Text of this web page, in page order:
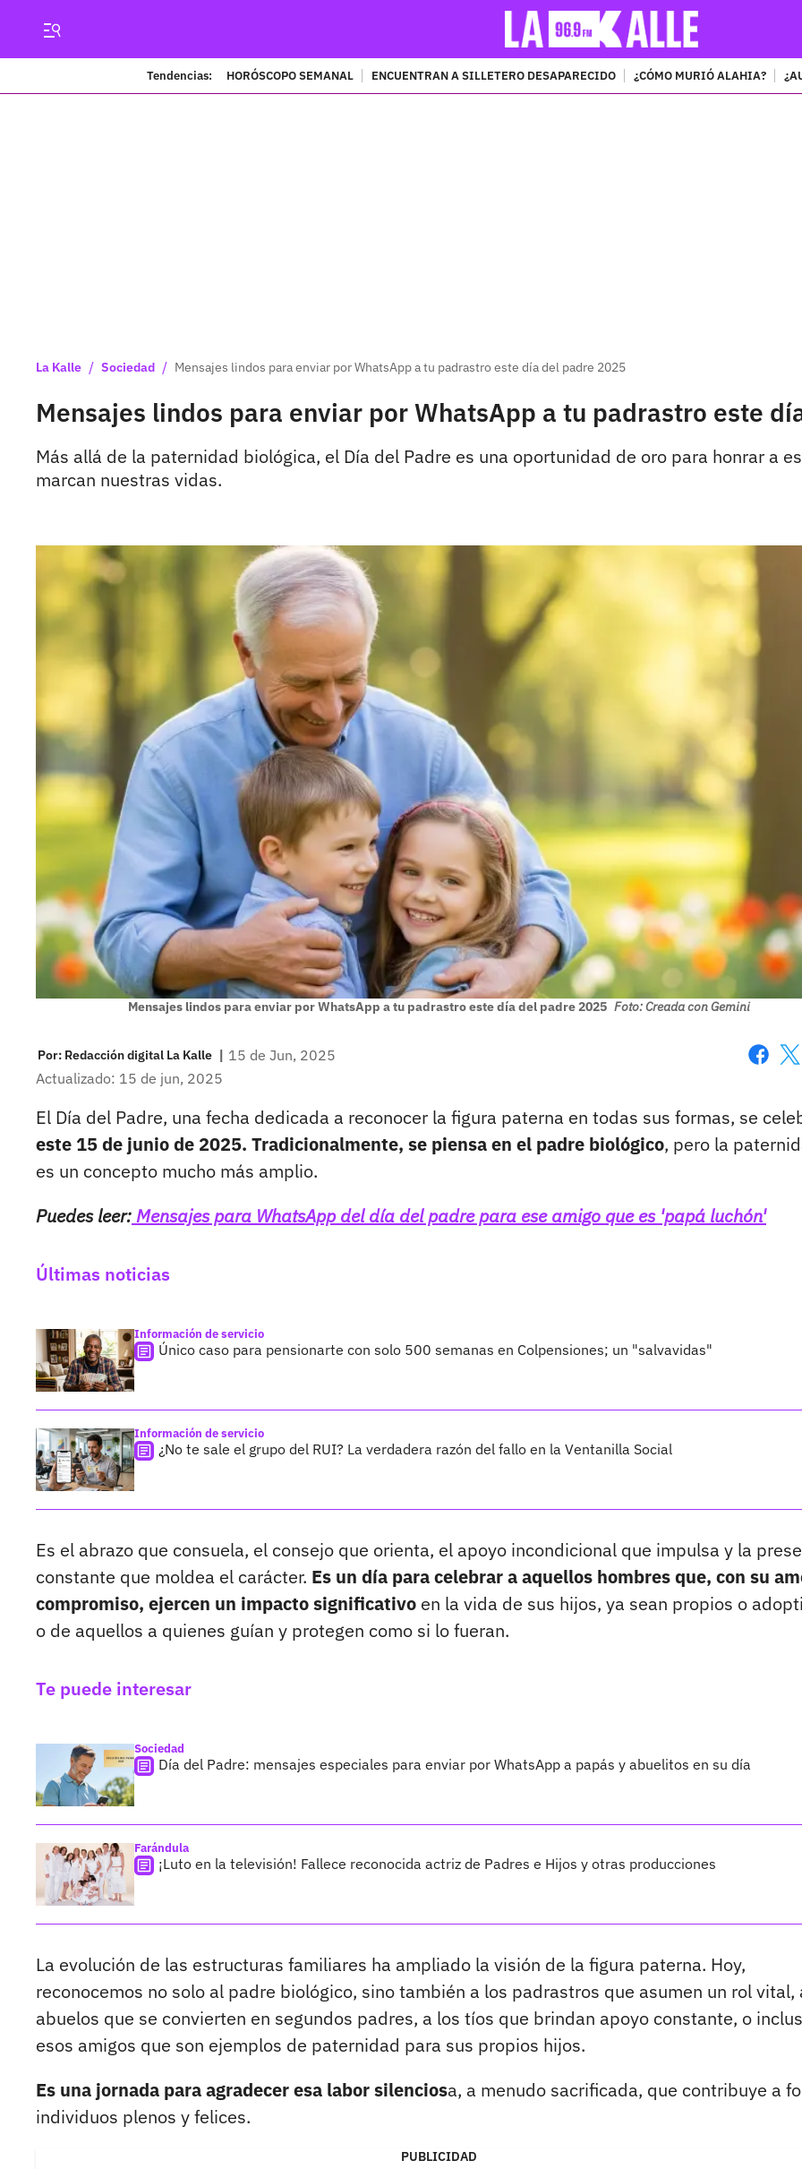
Tendencias: HORÓSCOPO SEMANAL ENCUENTRAN A SILLETERO DESAPARECIDO ¿CÓMO MURIÓ ALAHIA?
La Kalle / Sociedad / Mensajes lindos para enviar por WhatsApp a tu padrastro este día del padre 2025
Mensajes lindos para enviar por WhatsApp a tu padrastro este
Más allá de la paternidad biológica, el Día del Padre es una oportunidad de oro para honrar a
marcan nuestras vidas.
Mensajes lindos para enviar por WhatsApp a tu padrastro este día del padre 2025 Foto: Creada con Gemini
Por: Redacción digital La Kalle | 15 de Jun, 2025
Actualizado: 15 de jun, 2025
El Día del Padre, una fecha dedicada a reconocer la figura paterna en todas sus formas, se
este 15 de junio de 2025. Tradicionalmente, se piensa en el padre biológico, pero la
es un concepto mucho más amplio.
Puedes leer:Mensajes para WhatsApp del día del padre para ese amigo que es 'papá luchón'
Últimas noticias
Información de servicio
Único caso para pensionarte con solo 500 semanas en Colpensiones; un "salvavidas"
Información de servicio
¿No te sale el grupo del RUI? La verdadera razón del fallo en la Ventanilla Social
Es el abrazo que consuela, el consejo que orienta, el apoyo incondicional que impulsa y la
constante que moldea el carácter. Es un día para celebrar a aquellos hombres que, con su
compromiso, ejercen un impacto significativo en la vida de sus hijos, ya sean propios o
o de aquellos a quienes guían y protegen como si lo fueran.
Te puede interesar
Sociedad
Día del Padre: mensajes especiales para enviar por WhatsApp a papás y abuelitos en su día
Farándula
¡Luto en la televisión! Fallece reconocida actriz de Padres e Hijos y otras producciones
La evolución de las estructuras familiares ha ampliado la visión de la figura paterna. Hoy,
reconocemos no solo al padre biológico, sino también a los padrastros que asumen un rol vital,
abuelos que se convierten en segundos padres, a los tíos que brindan apoyo constante, o
esos amigos que son ejemplos de paternidad para sus propios hijos.
Es una jornada para agradecer esa labor silenciosa, a menudo sacrificada, que contribuye a
individuos plenos y felices.
PUBLICIDAD